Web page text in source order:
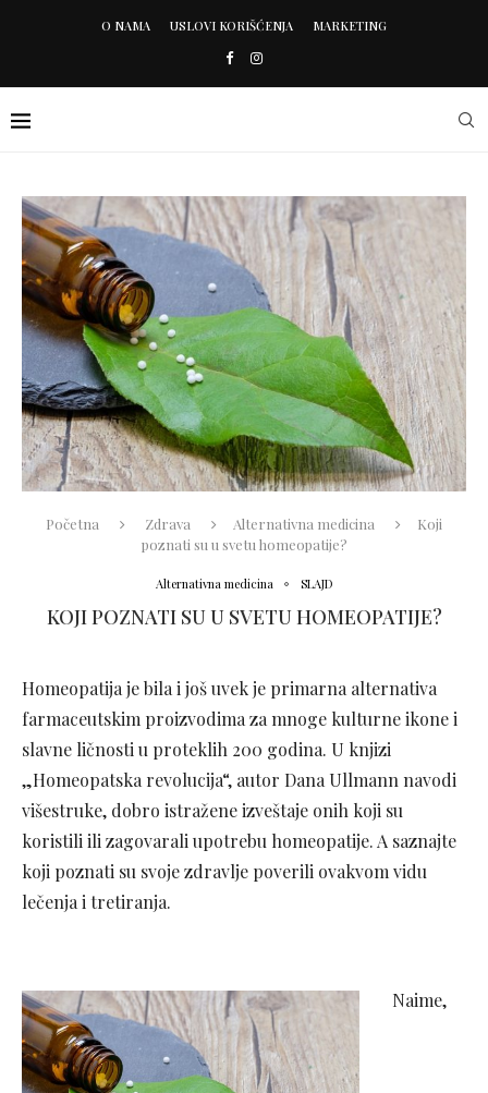
O NAMA USLOVI KORIŠĆENJA MARKETING
Početna Zdrava Alternativna medicina
Koji
poznati su u svetu homeopatije?
Alternativna medicina SLAJD
KOJI POZNATI SU U SVETU HOMEOPATIJE?
Homeopatija je bila i još uvek je primarna alternativa
farmaceutskim proizvodima za mnoge kulturne ikone i
slavne ličnosti u proteklih 200 godina. U knjizi
„Homeopatska revolucija“, autor Dana Ullmann navodi
višestruke, dobro istražene izveštaje onih koji su
koristili ili zagovarali upotrebu homeopatije. A saznajte
koji poznati su svoje zdravlje poverili ovakvom vidu
lečenja i tretiranja.
Naime,